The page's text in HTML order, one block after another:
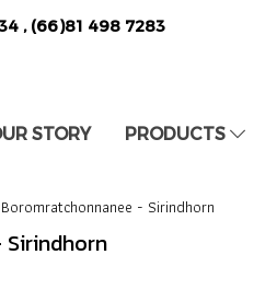
, (66)81 498 7283
STORY PRODUCTS
- Sirindhorn